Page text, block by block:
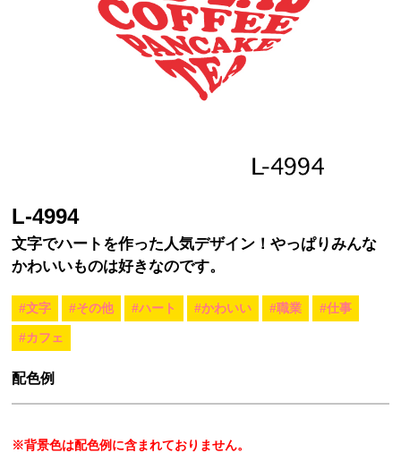
L-4994
文字でハートを作った人気デザイン！やっぱりみんな
かわいいものは好きなのです。
#文字 #その他 #ハート #かわいい #職業 #仕事
#カフェ
配色例
※背景色は配色例に含まれておりません。